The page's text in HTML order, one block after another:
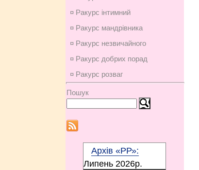
¤ Ракурс інтимний
¤ Ракурс мандрівника
¤ Ракурс незвичайного
¤ Ракурс добрих порад
¤ Ракурс розваг
Пошук
Архів «РР»:
Липень 2026p.